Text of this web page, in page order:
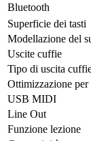
Bluetooth
Superficie dei tasti
Modellazione del
Uscite cuffie
Tipo di uscita
Ottimizzazione
USB MIDI
Line Out
Funzione lezione